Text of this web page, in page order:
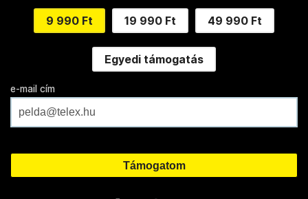
9 990 Ft 19 990 Ft 49 990 Ft
Egyedi támogatás
e-mail cím